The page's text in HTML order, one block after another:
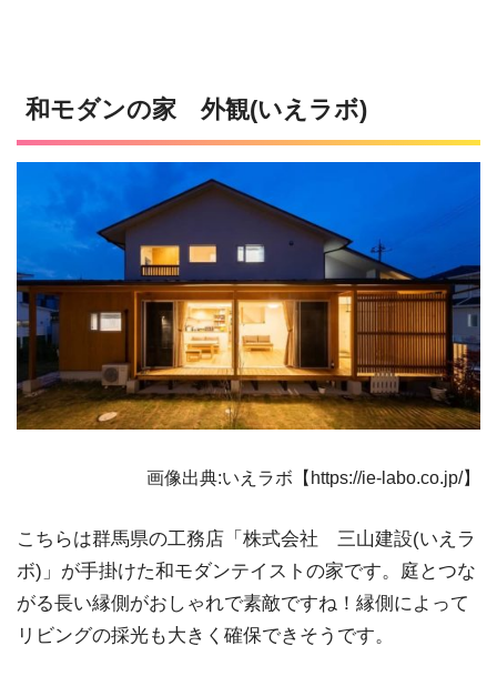
和モダンの家 外観(いえラボ)
画像出典:いえラボ【https://ie-labo.co.jp/】
こちらは群馬県の工務店「株式会社 三山建設(いえラ
ボ)」が手掛けた和モダンテイストの家です。庭とつな
がる長い縁側がおしゃれで素敵ですね！縁側によって
リビングの採光も大きく確保できそうです。